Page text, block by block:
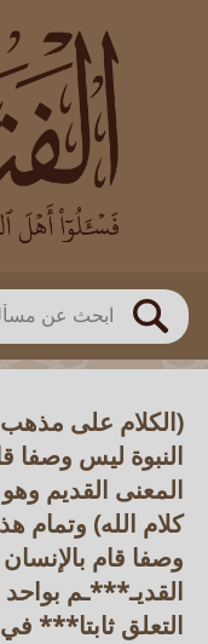
بحث
العالم
بن باز
اللجنة الدائمة
(الكلام على مذهب
النبوة ليس وصفا
المعنى القديم
كلام الله) وتمام
وصفا قام
القديـ***ـم
التعلق ثابتا***